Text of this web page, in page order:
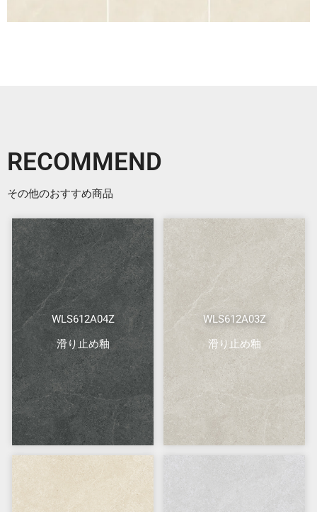
RECOMMEND
その他のおすすめ商品
WLS612A04Z
滑り止め釉
WLS612A03Z
滑り止め釉